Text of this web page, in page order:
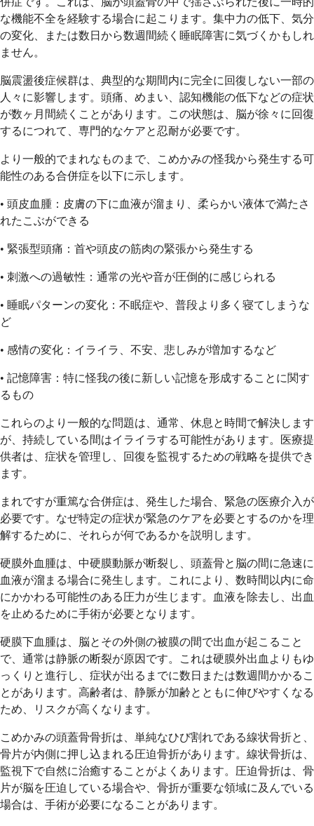
な機能不全を経験する場合に起こります。集中力の低下、気分
の変化、または数日から数週間続く睡眠障害に気づくかもしれ
ません。
脳震盪後症候群は、典型的な期間内に完全に回復しない一部の
人々に影響します。頭痛、めまい、認知機能の低下などの症状
が数ヶ月間続くことがあります。この状態は、脳が徐々に回復
するにつれて、専門的なケアと忍耐が必要です。
より一般的でまれなものまで、こめかみの怪我から発生する可
能性のある合併症を以下に示します。
• 頭皮血腫：皮膚の下に血液が溜まり、柔らかい液体で満たさ
れたこぶができる
• 緊張型頭痛：首や頭皮の筋肉の緊張から発生する
• 刺激への過敏性：通常の光や音が圧倒的に感じられる
• 睡眠パターンの変化：不眠症や、普段より多く寝てしまうな
ど
• 感情の変化：イライラ、不安、悲しみが増加するなど
• 記憶障害：特に怪我の後に新しい記憶を形成することに関す
るもの
これらのより一般的な問題は、通常、休息と時間で解決します
が、持続している間はイライラする可能性があります。医療提
供者は、症状を管理し、回復を監視するための戦略を提供でき
ます。
まれですが重篤な合併症は、発生した場合、緊急の医療介入が
必要です。なぜ特定の症状が緊急のケアを必要とするのかを理
解するために、それらが何であるかを説明します。
硬膜外血腫は、中硬膜動脈が断裂し、頭蓋骨と脳の間に急速に
血液が溜まる場合に発生します。これにより、数時間以内に命
にかかわる可能性のある圧力が生じます。血液を除去し、出血
を止めるために手術が必要となります。
硬膜下血腫は、脳とその外側の被膜の間で出血が起こること
で、通常は静脈の断裂が原因です。これは硬膜外出血よりもゆ
っくりと進行し、症状が出るまでに数日または数週間かかるこ
とがあります。高齢者は、静脈が加齢とともに伸びやすくなる
ため、リスクが高くなります。
こめかみの頭蓋骨骨折は、単純なひび割れである線状骨折と、
骨片が内側に押し込まれる圧迫骨折があります。線状骨折は、
監視下で自然に治癒することがよくあります。圧迫骨折は、骨
片が脳を圧迫している場合や、骨折が重要な領域に及んでいる
場合は、手術が必要になることがあります。